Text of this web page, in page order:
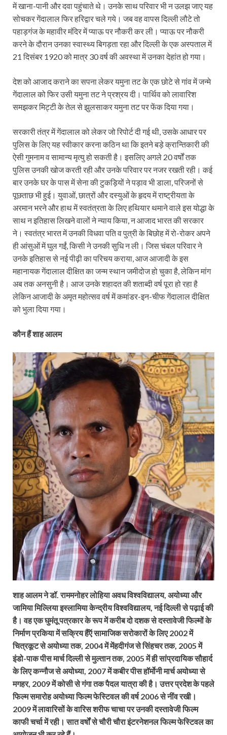
में खाना-पानी और दवा पहुंचाते थे। उनके साथ परिवार भी न उलझ जाए यह
सोचकर गेंदालाल फिर हरिद्वार चले गये। जब वह वापस दिल्ली लौटे तो
पहाड़गंज के महावीर मंदिर में प्याऊ पर नौकरी कर ली। प्याऊ पर नौकरी
करने के दौरान उनका स्वास्थ्य बिगड़ता रहा और दिल्ली के एक अस्पताल में
21 दिसंबर 1920 को मात्र 30 वर्ष की अवस्था में उनका देहांत हो गया।
देश को आजाद कराने का सपना लेकर यमुना तट के एक छोटे से गांव में जन्मे
गेंदालाल को फिर उसी यमुना तट ने प्रश्रय दी। पार्थिव को लावारिश
समझकर मिट्टी के तेल से झुलसाकर यमुना तट पर फेंक दिया गया।
सरकारी तंत्र में गेंदालाल को लेकर जो रिपोर्ट दी गई थी, उसके आधार पर
पुलिस के लिए यह स्वीकार करना कठिन था कि इतने बड़े क्रान्तिकारी की
ऐसी गुमनाम व सामान्य मृत्यु हो सकती है। इसलिए अगले 20 वर्षों तक
पुलिस उनकी खोज करती रही और उनके परिवार पर नजर रखती रही। कई
बार उनके घर के पास में सेना की टुकड़ियों ने पड़ाव भी डाला, परिजनों से
पूछताछ भी हुई। युवाओं, छात्रों और दस्युओं के हृदय में राष्ट्रीयता के
अरमान भरने और हाथ में स्वतंत्रता के लिए हथियार थमाने वाले इस योद्धा के
साथ न इतिहास लिखने वालों ने न्याय किया, न आजाद भारत की सरकार
ने। स्वतंत्र भारत में उनकी विधवा पति व पुत्री के बिछोह में रो-रोकर अपने
ही आंसुओं में घुल गईं, किसी ने उनकी सुधि न ली। जिस चंबल परिवार ने
उनके इतिहास से नई पीढ़ी का परिचय कराया, आज आजादी के इस
महानायक गेंदालाल दीक्षित का जन्म स्थान जमीदोज हो चुका है, लेकिन मांग
अब तक अनसुनी है। आज उनके शहादत की शताब्दी वर्ष पूरा हो रहा है
लेकिन आजादी के अमृत महोत्सव वर्ष में कमांडर-इन-चीफ गेंदालाल दीक्षित
को भुला दिया गया।
कौन हैं शाह आलम
शाह आलम ने डॉ. राममनोहर लोहिया अवध विश्वविद्यालय, अयोध्या और
जामिया मिल्लिया इस्लामिया केन्द्रीय विश्वविद्यालय, नई दिल्ली से पढ़ाई की
है। वह एक घुमंतू पत्रकार के रूप में करीब दो दशक से दस्तावेजी फिल्मों के
निर्माण प्रकिया में सक्रिय हैंऍ सामाजिक सरोकारों के लिए 2002 में
चित्रकूट से अयोध्या तक, 2004 में मेंहदीगंज से सिंहचर तक, 2005 में
इंडो-पाक पीस मार्च दिल्ली से मुल्तान तक, 2005 में ही सांप्रदायिक सौहार्द
के लिए कन्नौज से अयोध्या, 2007 में कबीर पीस हॉर्मोनी मार्च अयोध्या से
मगहर, 2009 में कोसी से गंगा तक पैदल यात्रा की है। उत्तर प्रदेश के पहले
फिल्म समारोह अयोध्या फिल्म फेस्टिवल की वर्ष 2006 से नींव रखी।
2009 में लावारिसों के वारिस शरीफ चाचा पर उनकी दस्तावेजी फिल्म
काफी चर्चा में रही। सात वर्षों से चौरी चौरा इंटरनेशनल फिल्म फेस्टिवल का